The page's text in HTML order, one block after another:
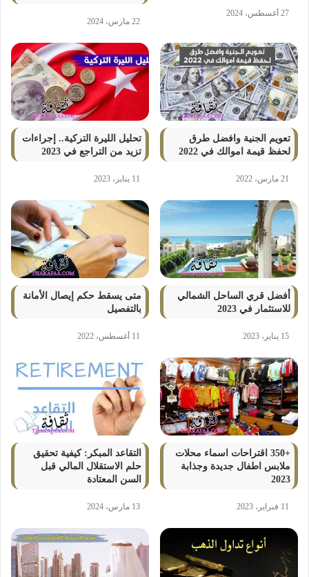
27 أغسطس، 2024
22 مارس، 2024
تعويم الجنية وافضل طرق
لحفظ قيمة اموالك في 2022
21 مارس، 2022
تحليل الليرة التركية.. إجراءات
تزيد من التراجع في 2023
11 يناير، 2023
أفضل قري الساحل الشمالي
للاستثمار في 2023
15 يناير، 2023
متى يسقط حكم إيصال الأمانة
بالتفصيل
11 أغسطس، 2022
+350 اقتراحات اسماء محلات
ملابس اطفال جديدة وجذابة
2023
11 فبراير، 2023
التقاعد المبكر: كيفية تحقيق
حلم الاستقلال المالي قبل
السن المعتادة
13 مارس، 2024